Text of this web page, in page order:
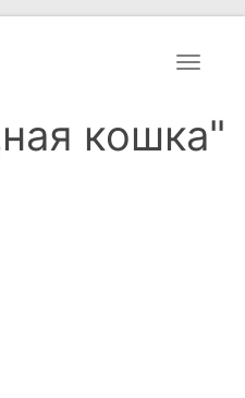
Toggle
кошка"